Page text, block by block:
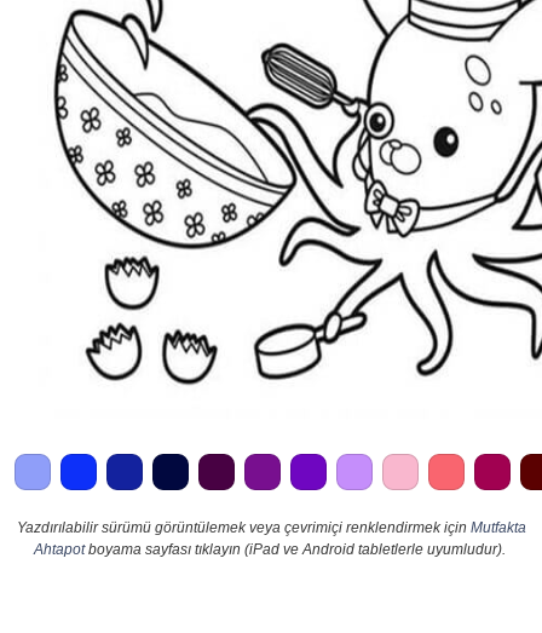
Yazdırılabilir sürümü görüntülemek veya çevrimiçi renklendirmek için Mutfakta
Ahtapotboyama sayfası tıklayın (iPad ve Android tabletlerle uyumludur).